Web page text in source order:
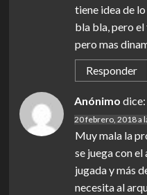
tiene idea de
bla bla, pero
pero mas
Responder
Anónimo dice:
20 febrero, 2018 a
Muy mala la
se juega con
jugada y más
necesita al